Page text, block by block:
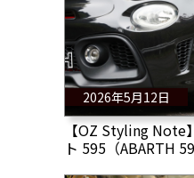
2026年5月12日
【OZ Styling
ト 595（ABARTH